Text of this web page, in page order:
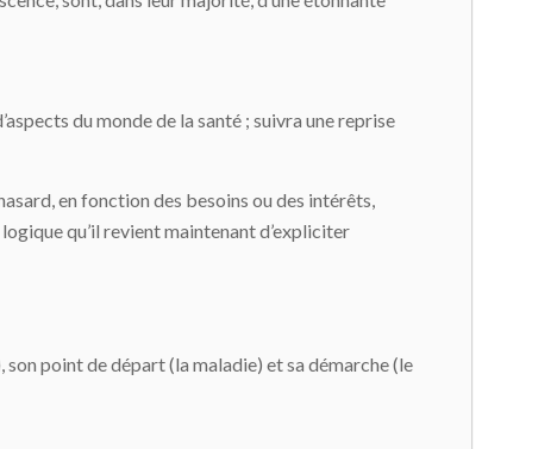
du monde de la santé ; suivra une reprise
en fonction des besoins ou des intérêts,
qu’il revient maintenant d’expliciter
son point de départ (la maladie) et sa démarche (le